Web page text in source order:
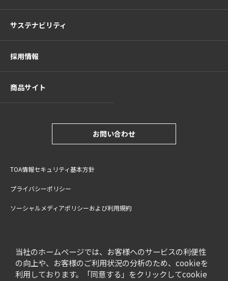
当社のホームページでは、お客様へのサービスの利便性
の向上や、お客様のご利用状況の分析のため、cookieを
利用しております。「同意する」をクリックしてcookie
サステナビリティ
採用情報
商品サイト
お問い合わせ
TOA情報セキュリティ基本方針
プライバシーポリシー
ソーシャルメディアポリシーおよび利用規約
特定商取引法に基づく表記